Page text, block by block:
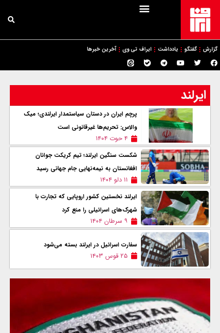
گزارش گفتگو یادداشت ایراف تی وی آخرین خبرها
ایرلند
پرچم ایران در دستان سیاستمدار ایرلندی؛ میک
والاس: تحریم‌ها غیرقانونی است
۴ حوت ۱۴۰۴
شکست سنگین ایرلند؛ تیم کریکت جوانان
افغانستان به نیمه‌نهایی جام جهانی رسيد
۱۱ دلو ۱۴۰۴
ایرلند نخستین کشور اروپایی که تجارت با
شهرک‌های اسرائیلی را منع کرد
۹ سرطان ۱۴۰۴
سفارت اسرائیل در ایرلند بسته می‌شود
۲۵ قوس ۱۴۰۳